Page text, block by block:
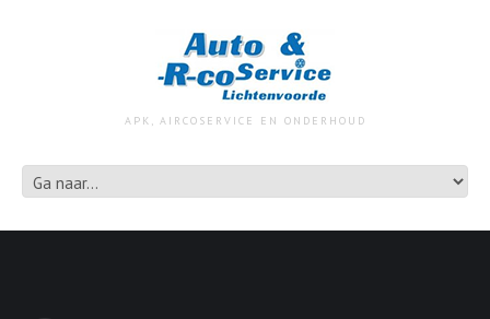
APK, AIRCOSERVICE EN ONDERHOUD